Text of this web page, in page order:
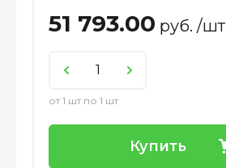
51 793.00 руб. /шт
от 1 шт по 1 шт
Купить